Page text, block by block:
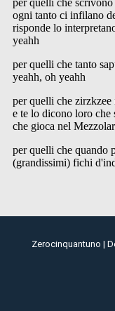
Zerocinquantuno |